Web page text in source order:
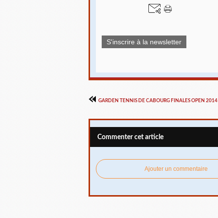
S'inscrire à la newsletter
GARDEN TENNIS DE CABOURG FINALES OPEN 2014
Commenter cet article
Ajouter un commentaire